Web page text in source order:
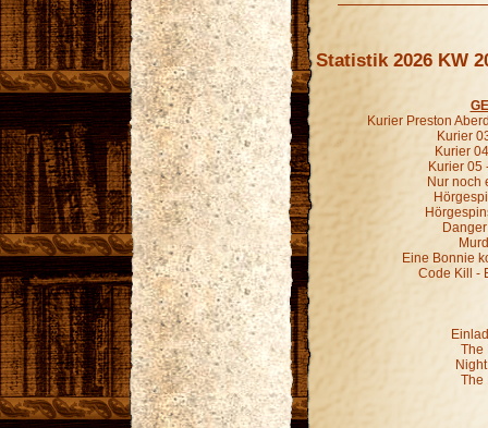
Statistik 2026 KW
Kurier Preston
Kurier
Kurier
Kurier 05
Nur noch
Eine Bonnie
Code Kill -
The
The